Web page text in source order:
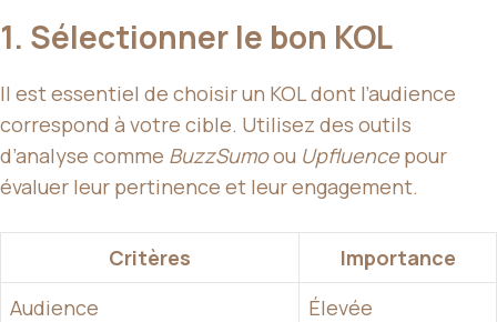
1. Sélectionner le bon KOL
Il est essentiel de choisir un KOL dont l’audience
correspond à votre cible. Utilisez des outils
d’analyse comme BuzzSumoou Upfluencepour
évaluer leur pertinence et leur engagement.
Critères
Importance
Audience
Élevée